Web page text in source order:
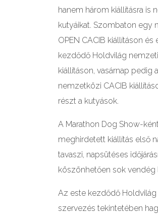
hanem három kiállításra is
kutyáikat. Szombaton egy
OPEN CACIB kiállításon és
kezdődő Holdvilág
kiállításon, vasárnap pedig
nemzetközi CACIB
részt a kutyások.
A Marathon Dog Show-
meghirdetett kiállítás első
tavaszi, napsütéses
köszönhetően sok vendég
Az este kezdődő Holdvilág
szervezés tekintetében